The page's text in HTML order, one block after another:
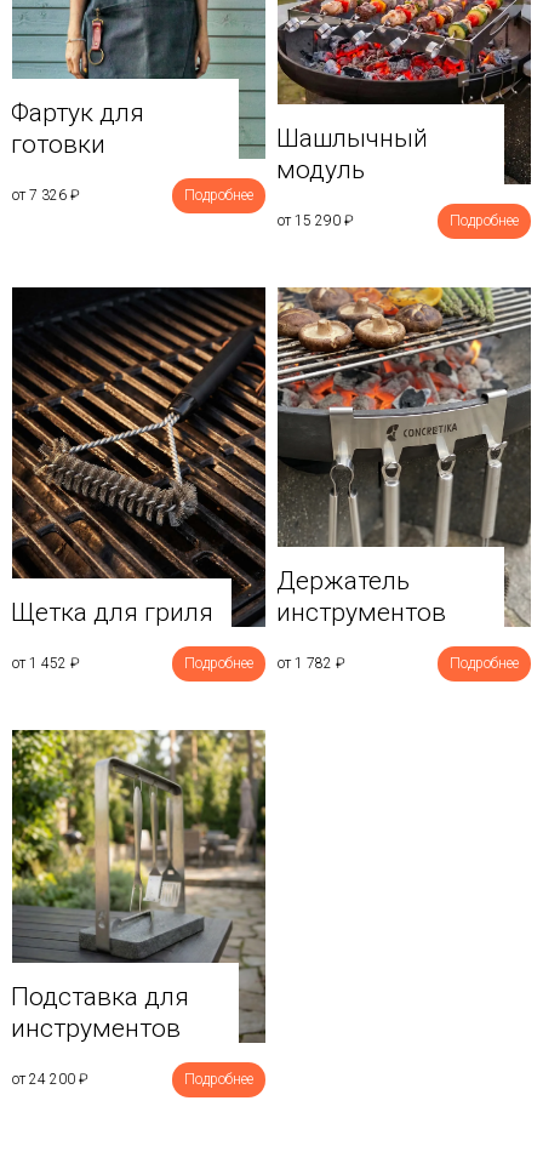
Фартук для
готовки
от 7 326 ₽ Подробнее
Шашлычный
модуль
от 15 290 ₽ Подробнее
Щетка для гриля
от 1 452 ₽ Подробнее
Держатель
инструментов
от 1 782 ₽ Подробнее
Подставка для
инструментов
от 24 200 ₽ Подробнее